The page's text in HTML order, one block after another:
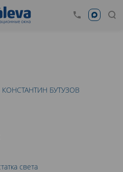
0
света
КОНСТАНТИН БУТУЗОВ